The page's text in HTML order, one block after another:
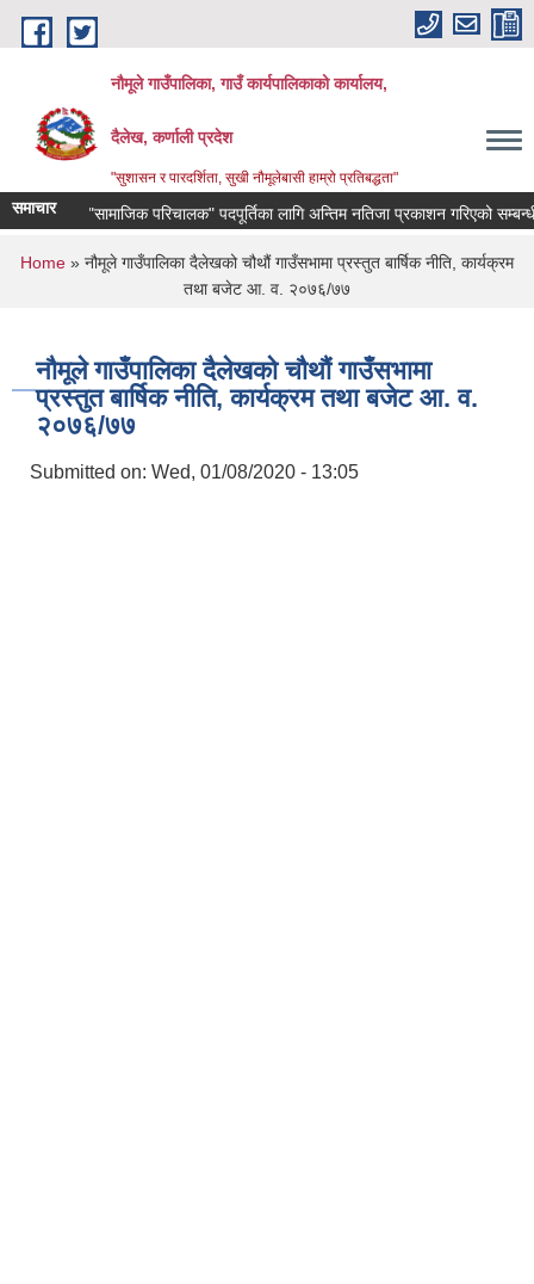
Skip to main content
नौमूले गाउँपालिका, गाउँ कार्यपालिकाको कार्यालय,
दैलेख, कर्णाली प्रदेश
"सुशासन र पारदर्शिता, सुखी नौमूलेबासी हाम्रो प्रतिबद्धता"
समाचार"सामाजिक परिचालक" पदपूर्तिका लागि अन्तिम नतिजा प्रकाशन गरिएको सम्बन्धी
You are here
Home » नौमूले गाउँपालिका दैलेखको चौथौं गाउँसभामा प्रस्तुत बार्षिक नीति, कार्यक्रम
तथा बजेट आ. व. २०७६/७७
नौमूले गाउँपालिका दैलेखको चौथौं गाउँसभामा
प्रस्तुत बार्षिक नीति, कार्यक्रम तथा बजेट आ. व.
२०७६/७७
Submitted on: Wed, 01/08/2020 - 13:05